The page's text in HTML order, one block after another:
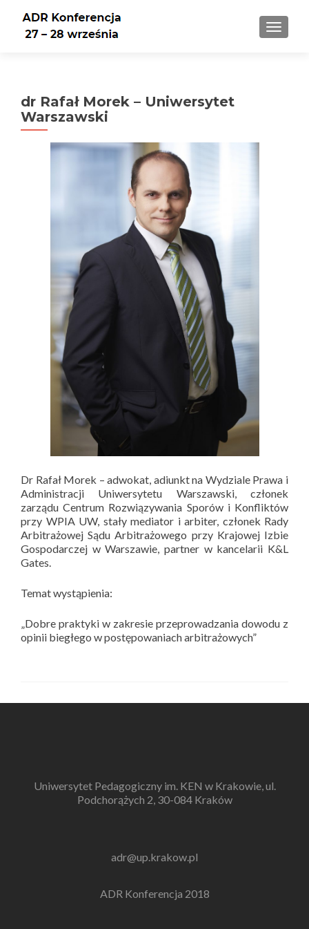
dr Rafał Morek – Uniwersytet
Warszawski
Dr Rafał Morek – adwokat, adiunkt na Wydziale Prawa i
Administracji Uniwersytetu Warszawski, członek
zarządu Centrum Rozwiązywania Sporów i Konfliktów
przy WPIA UW, stały mediator i arbiter, członek Rady
Arbitrażowej Sądu Arbitrażowego przy Krajowej Izbie
Gospodarczej w Warszawie, partner w kancelarii K&L
Gates.
Temat wystąpienia:
„Dobre praktyki w zakresie przeprowadzania dowodu z
opinii biegłego w postępowaniach arbitrażowych”
Uniwersytet Pedagogiczny im. KEN w Krakowie, ul.
Podchorążych 2, 30-084 Kraków
adr@up.krakow.pl
ADR Konferencja 2018